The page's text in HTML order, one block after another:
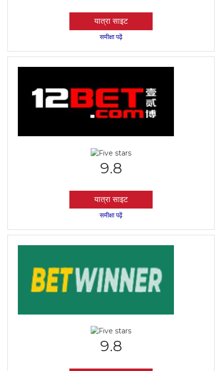
यात्रा साइट
समीक्षा पढ़ें
9.8
यात्रा साइट
समीक्षा पढ़ें
9.8